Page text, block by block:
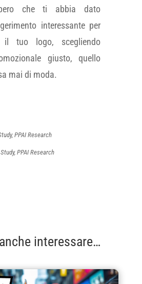
che ti abbia dato
interessante per
il tuo logo, scegliendo
giusto, quello
mai di moda.
PPAI Research
PPAI Research
interessare…